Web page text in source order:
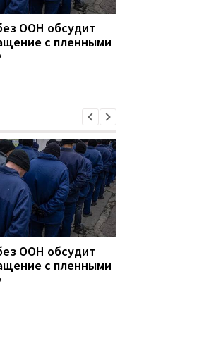
ООН обсудит
с пленными
ООН обсудит
с пленными